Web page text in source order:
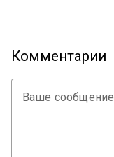
Комментарии
Ваше сообщение